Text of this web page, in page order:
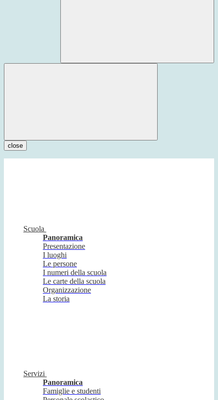
close
Scuola
Panoramica
Presentazione
I luoghi
Le persone
I numeri della scuola
Le carte della scuola
Organizzazione
La storia
Servizi
Panoramica
Famiglie e studenti